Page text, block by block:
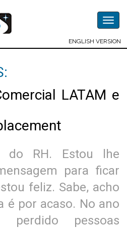
ENGLISH VERSION
LATAM e
do RH. Estou lhe
para ficar
feliz. Sabe, acho
é por acaso. No ano
perdido pessoas